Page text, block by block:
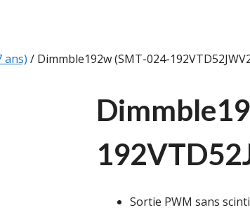
ans) / Dimmble192w (SMT-024-
Sortie PWM sans